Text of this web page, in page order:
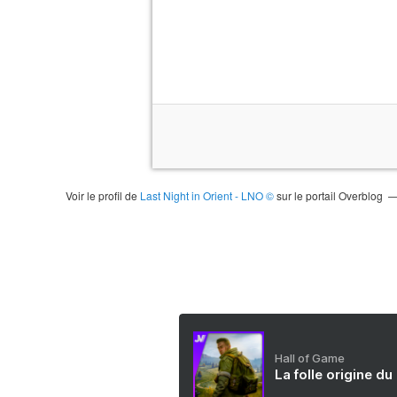
Voir le profil de Last Night in Orient - LNO ©sur le portail Overblog
Hall of Game
La folle origine